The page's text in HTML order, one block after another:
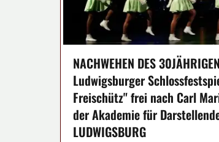
NACHWEHEN DES
Ludwigsburger
Freischütz" frei nach Carl
der Akademie für
LUDWIGSBURG